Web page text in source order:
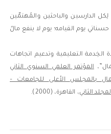
الدارسين والباحثين والمُهتمِّين
يوم القيامه؛ يوم لا ينفع مالٌ
التعليمية وتدعيم اتجاهات
المؤتمر العلمي السنوي الثاني
بالمجلس الأعلى للجامعات –
الثاني، القاهرة، (2000).